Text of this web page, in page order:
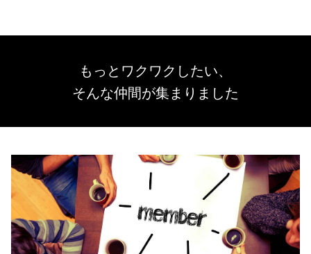
もっとワクワクしたい、
そんな仲間が集まりました